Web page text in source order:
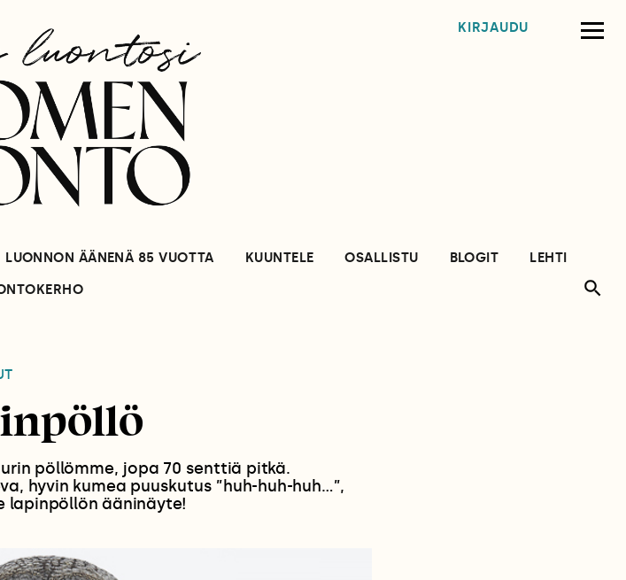
KIRJAUDU
LUONNON ÄÄNENÄ 85 VUOTTA KUUNTELE OSALLISTU BLOGIT
LEHTI
pöllömme, jopa 70 senttiä pitkä.
hyvin kumea puuskutus ”huh-huh-huh…”,
lapinpöllön ääninäyte!